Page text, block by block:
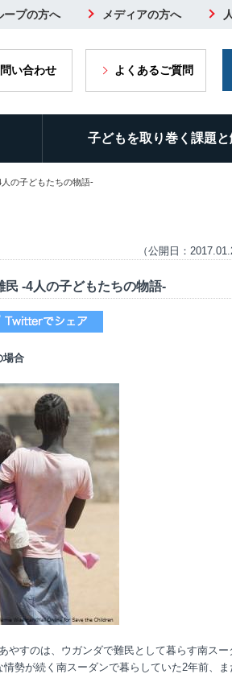
ープの方へ メディアの方へ
い合わせ よくあるご質問
子どもを取り巻く課題
の子どもたちの物語‐
（公開日：
‐4人の子どもたちの物語‐
場合
やすのは、ウガンダで難民として暮らす南スー
勢が続く南スーダンで暮らしていた2年前、ま